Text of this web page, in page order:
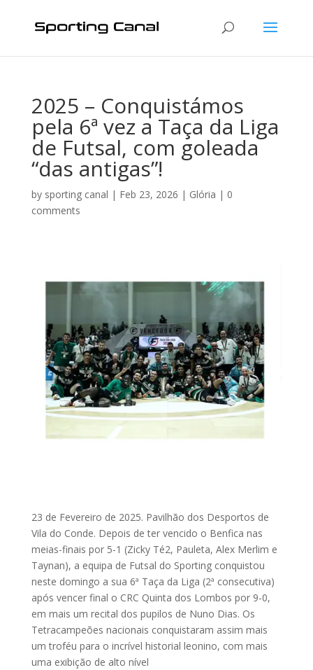
2025 – Conquistámos
pela 6ª vez a Taça da Liga
de Futsal, com goleada
“das antigas”!
by sporting canal | Feb 23, 2026 | Glória | 0
comments
23 de Fevereiro de 2025. Pavilhão dos Desportos de
Vila do Conde. Depois de ter vencido o Benfica nas
meias-finais por 5-1 (Zicky Té2, Pauleta, Alex Merlim e
Taynan), a equipa de Futsal do Sporting conquistou
neste domingo a sua 6ª Taça da Liga (2ª consecutiva)
após vencer final o CRC Quinta dos Lombos por 9-0,
em mais um recital dos pupilos de Nuno Dias. Os
Tetracampeões nacionais conquistaram assim mais
um troféu para o incrível historial leonino, com mais
uma exibição de alto nível